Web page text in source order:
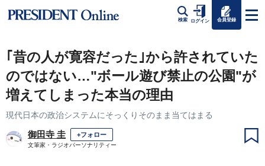
検索 ログイン 会員登録
｢昔の人が寛容だった｣から許されていた
のではない…"ボール遊び禁止の公園"が
増えてしまった本当の理由
現代日本の政治システムにそっくりそのまま当てはまる
御田寺 圭 +フォロー
文筆家・ラジオパーソナリティー